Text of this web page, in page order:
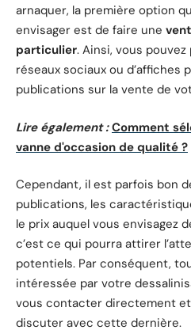
arnaquer, la première option
envisager est de faire une
particulier. Ainsi, vous pouvez
réseaux sociaux ou d’affiches
publications sur la vente de
Lire également : Comment
vanne d'occasion de qualité ?
Cependant, il est parfois bon
publications, les
le prix auquel vous envisagez
c’est ce qui pourra attirer
potentiels. Par conséquent,
intéressée par votre
vous contacter directement
discuter avec cette dernière.